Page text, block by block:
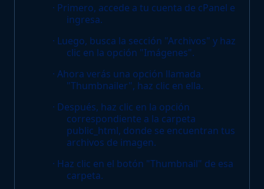
· Primero, accede a tu cuenta de cPanel e
ingresa.
· Luego, busca la sección "Archivos" y haz
clic en la opción "Imágenes".
· Ahora verás una opción llamada
"Thumbnailer", haz clic en ella.
· Después, haz clic en la opción
correspondiente a la carpeta
public_html, donde se encuentran tus
archivos de imagen.
· Haz clic en el botón "Thumbnail" de esa
carpeta.